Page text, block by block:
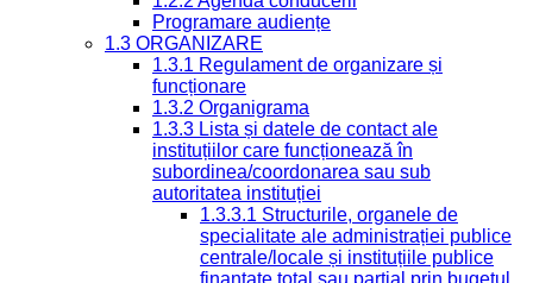
Programare audiențe
1.3 ORGANIZARE
1.3.1 Regulament de organizare și
funcționare
1.3.2 Organigrama
1.3.3 Lista și datele de contact ale
instituțiilor care funcționează în
subordinea/coordonarea sau sub
autoritatea instituției
1.3.3.1 Structurile, organele de
specialitate ale administrației publice
centrale/locale și instituțiile publice